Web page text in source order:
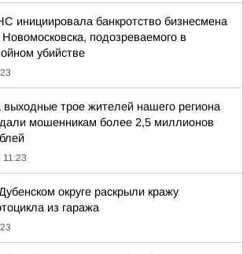
инициировала банкротство бизнесмена
Новомосковска, подозреваемого в
убийстве
выходные трое жителей нашего региона
мошенникам более 2,5 миллионов
11:23
округе раскрыли кражу
из гаража